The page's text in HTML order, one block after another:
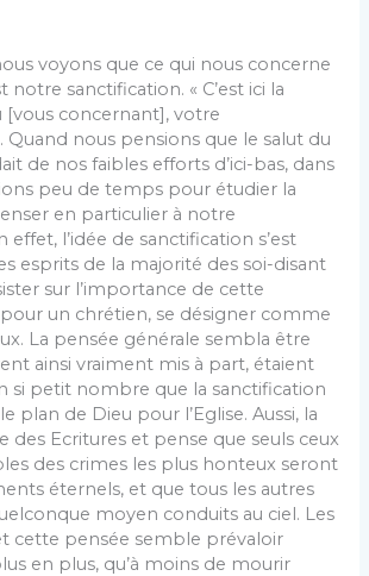
voyons que ce qui nous concerne
notre sanctification. « C’est ici la
concernant], votre
Quand nous pensions que le salut du
de nos faibles efforts d’ici-bas, dans
peu de temps pour étudier la
en particulier à notre
effet, l’idée de sanctification s’est
esprits de la majorité des soi-disant
sur l’importance de cette
pour un chrétien, se désigner comme
La pensée générale sembla être
ainsi vraiment mis à part, étaient
si petit nombre que la sanctification
plan de Dieu pour l’Eglise. Aussi, la
des Ecritures et pense que seuls ceux
des crimes les plus honteux seront
éternels, et que tous les autres
moyen conduits au ciel. Les
cette pensée semble prévaloir
en plus, qu’à moins de mourir